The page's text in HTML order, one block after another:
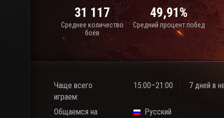
31 117
Среднее количество
боёв
49,91%
Средний процент побед
Чаще всего
играем:
15:00–21:00 7 дней в
Общаемся на
Русский